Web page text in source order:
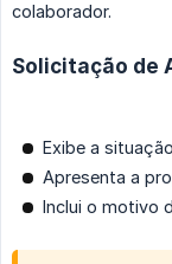
colaborador.
Solicitação de
Exibe a
Apresenta a
Inclui o motivo